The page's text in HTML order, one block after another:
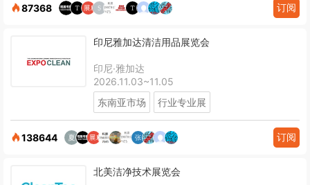
87368 订阅
印尼雅加达清洁用品展览会
印尼·雅加达
2026.11.03~11.05
东南亚市场
行业专业展
138644 订阅
北美洁净技术展览会